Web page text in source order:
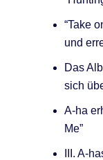
“Take
und
Das
sich
A-ha
Me”
III. A-